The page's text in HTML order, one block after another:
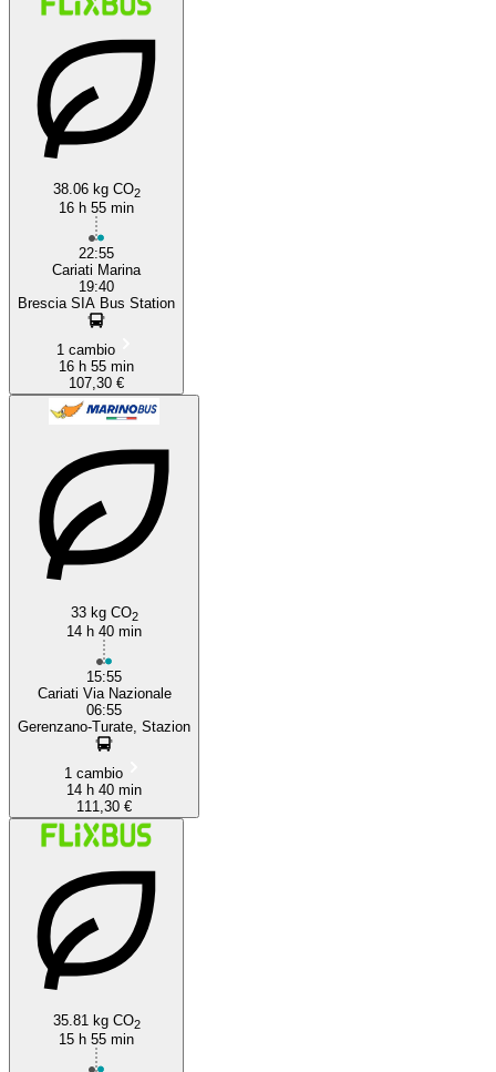
38.06 kg CO2
16 h 55 min
22:55
Cariati Marina
19:40
Brescia SIA Bus Station
1 cambio
16 h 55 min
107,30 €
33 kg CO2
14 h 40 min
15:55
Cariati Via Nazionale
06:55
Gerenzano-Turate, Stazion
1 cambio
14 h 40 min
111,30 €
35.81 kg CO2
15 h 55 min